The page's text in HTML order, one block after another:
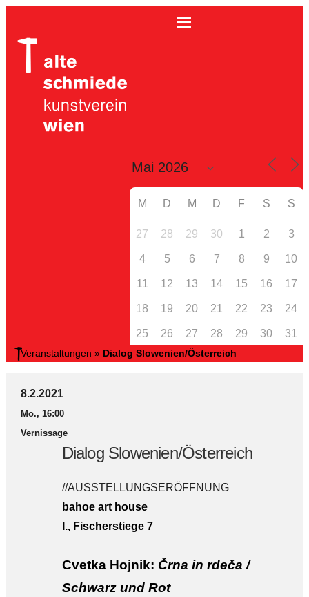
M D M D F S S
27 28 29 30 1 2 3
4 5 6 7 8 9 10
11 12 13 14 15 16 17
18 19 20 21 22 23 24
25 26 27 28 29 30 31
Veranstaltungen » Dialog Slowenien/Österreich
8.2.2021
Mo., 16:00
Vernissage
Dialog Slowenien/Österreich
//AUSSTELLUNGSERÖFFNUNG
bahoe art house
I., Fischerstiege 7
Cvetka Hojnik: Črna in rdeča /
Schwarz und Rot